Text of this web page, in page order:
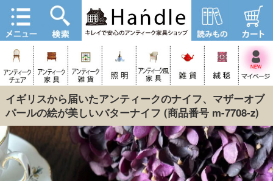
イギリスから届いたアンティークのナイフ、マザーオブ
パールの絵が美しいバターナイフ (商品番号 m-7708-z)